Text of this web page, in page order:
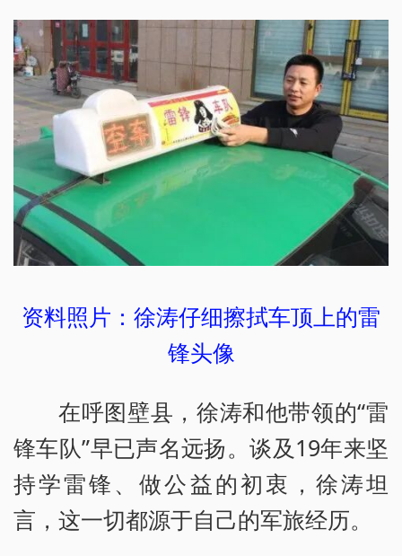
资料照片：徐涛仔细擦拭车顶上的雷
锋头像
在呼图壁县，徐涛和他带领的“雷
锋车队”早已声名远扬。谈及19年来坚
持学雷锋、做公益的初衷，徐涛坦
言，这一切都源于自己的军旅经历。